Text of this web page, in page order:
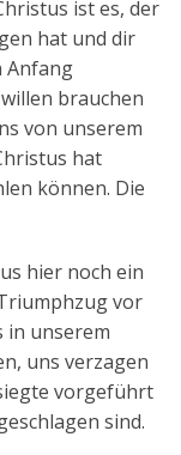
ist es, der
hat und dir
Anfang
brauchen
von unserem
hat
können. Die
hier noch ein
vor
in unserem
uns verzagen
vorgeführt
sind.